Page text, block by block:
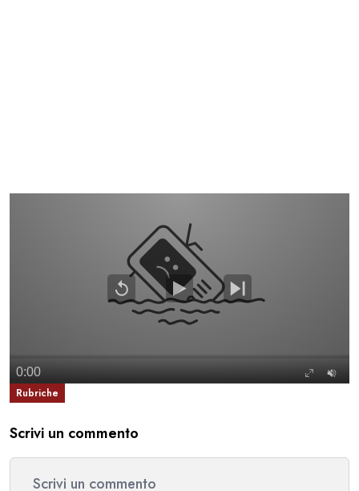
Rubriche
Scrivi un commento